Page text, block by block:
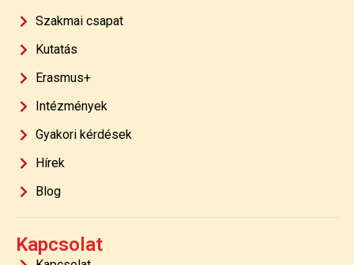
Szakmai csapat
Kutatás
Erasmus+
Intézmények
Gyakori kérdések
Hírek
Blog
Kapcsolat